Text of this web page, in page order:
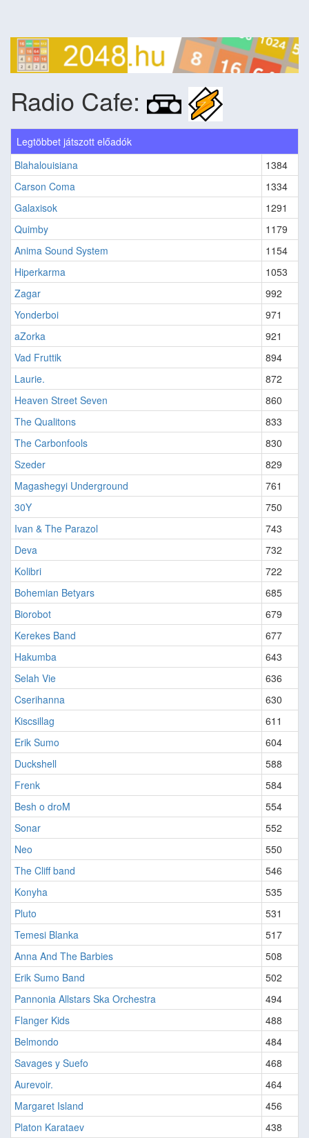
Radio Cafe:
Legtöbbet játszott előadók
Blahalouisiana
1384
Carson Coma
1334
Galaxisok
1291
Quimby
1179
Anima Sound System
1154
Hiperkarma
1053
Zagar
992
Yonderboi
971
aZorka
921
Vad Fruttik
894
Laurie.
872
Heaven Street Seven
860
The Qualitons
833
The Carbonfools
830
Szeder
829
Magashegyi Underground
761
30Y
750
Ivan & The Parazol
743
Deva
732
Kolibri
722
Bohemian Betyars
685
Biorobot
679
Kerekes Band
677
Hakumba
643
Selah Vie
636
Cserihanna
630
Kiscsillag
611
Erik Sumo
604
Duckshell
588
Frenk
584
Besh o droM
554
Sonar
552
Neo
550
The Cliff band
546
Konyha
535
Pluto
531
Temesi Blanka
517
Anna And The Barbies
508
Erik Sumo Band
502
Pannonia Allstars Ska Orchestra
494
Flanger Kids
488
Belmondo
484
Savages y Suefo
468
Aurevoir.
464
Margaret Island
456
Platon Karataev
438